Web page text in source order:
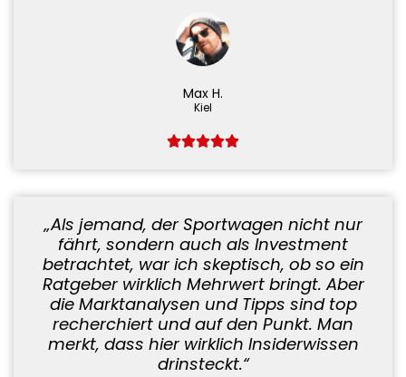
Max H.
Kiel
„Als jemand, der Sportwagen nicht nur
fährt, sondern auch als Investment
betrachtet, war ich skeptisch, ob so ein
Ratgeber wirklich Mehrwert bringt. Aber
die Marktanalysen und Tipps sind top
recherchiert und auf den Punkt. Man
merkt, dass hier wirklich Insiderwissen
drinsteckt.“